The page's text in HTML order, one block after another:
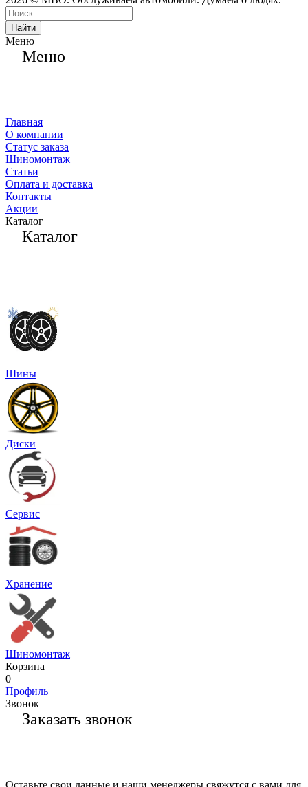
Найти
Меню
Меню
Главная
О компании
Статус заказа
Шиномонтаж
Статьи
Оплата и доставка
Контакты
Акции
Каталог
Каталог
Шины
Диски
Сервис
Хранение
Шиномонтаж
Корзина
0
Профиль
Звонок
Заказать звонок